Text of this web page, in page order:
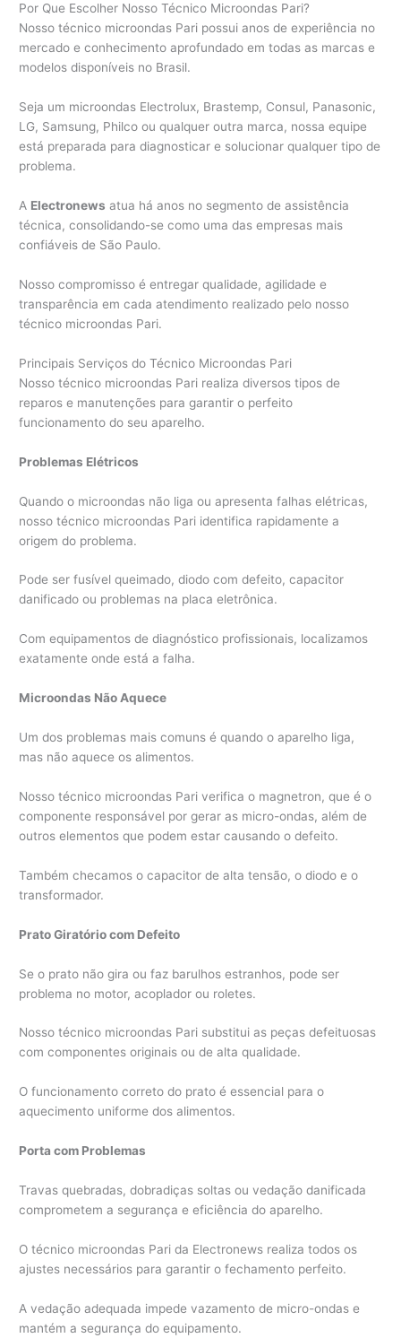
Por Que Escolher Nosso Técnico Microondas Pari?
Nosso técnico microondas Pari possui anos de experiência no
mercado e conhecimento aprofundado em todas as marcas e
modelos disponíveis no Brasil.
Seja um microondas Electrolux, Brastemp, Consul, Panasonic,
LG, Samsung, Philco ou qualquer outra marca, nossa equipe
está preparada para diagnosticar e solucionar qualquer tipo de
problema.
A Electronews atua há anos no segmento de assistência
técnica, consolidando-se como uma das empresas mais
confiáveis de São Paulo.
Nosso compromisso é entregar qualidade, agilidade e
transparência em cada atendimento realizado pelo nosso
técnico microondas Pari.
Principais Serviços do Técnico Microondas Pari
Nosso técnico microondas Pari realiza diversos tipos de
reparos e manutenções para garantir o perfeito
funcionamento do seu aparelho.
Problemas Elétricos
Quando o microondas não liga ou apresenta falhas elétricas,
nosso técnico microondas Pari identifica rapidamente a
origem do problema.
Pode ser fusível queimado, diodo com defeito, capacitor
danificado ou problemas na placa eletrônica.
Com equipamentos de diagnóstico profissionais, localizamos
exatamente onde está a falha.
Microondas Não Aquece
Um dos problemas mais comuns é quando o aparelho liga,
mas não aquece os alimentos.
Nosso técnico microondas Pari verifica o magnetron, que é o
componente responsável por gerar as micro-ondas, além de
outros elementos que podem estar causando o defeito.
Também checamos o capacitor de alta tensão, o diodo e o
transformador.
Prato Giratório com Defeito
Se o prato não gira ou faz barulhos estranhos, pode ser
problema no motor, acoplador ou roletes.
Nosso técnico microondas Pari substitui as peças defeituosas
com componentes originais ou de alta qualidade.
O funcionamento correto do prato é essencial para o
aquecimento uniforme dos alimentos.
Porta com Problemas
Travas quebradas, dobradiças soltas ou vedação danificada
comprometem a segurança e eficiência do aparelho.
O técnico microondas Pari da Electronews realiza todos os
ajustes necessários para garantir o fechamento perfeito.
A vedação adequada impede vazamento de micro-ondas e
mantém a segurança do equipamento.